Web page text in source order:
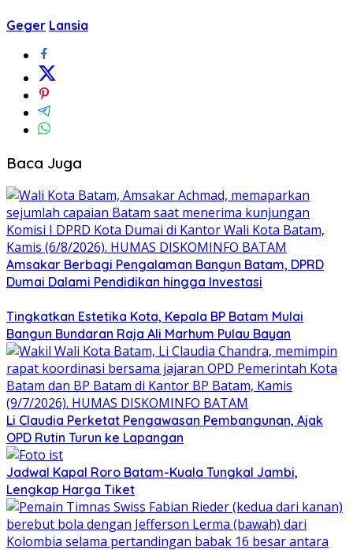
Geger Lansia
Baca Juga
Amsakar Berbagi Pengalaman Bangun Batam, DPRD
Dumai Dalami Pendidikan hingga Investasi
Tingkatkan Estetika Kota, Kepala BP Batam Mulai
Bangun Bundaran Raja Ali Marhum Pulau Bayan
Li Claudia Perketat Pengawasan Pembangunan, Ajak
OPD Rutin Turun ke Lapangan
Jadwal Kapal Roro Batam-Kuala Tungkal Jambi,
Lengkap Harga Tiket